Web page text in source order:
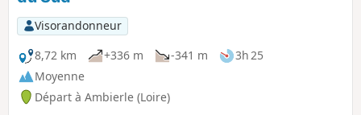
Visorandonneur
8,72 km
+336 m -341 m
3h 25
Moyenne
Départ à Ambierle (Loire)